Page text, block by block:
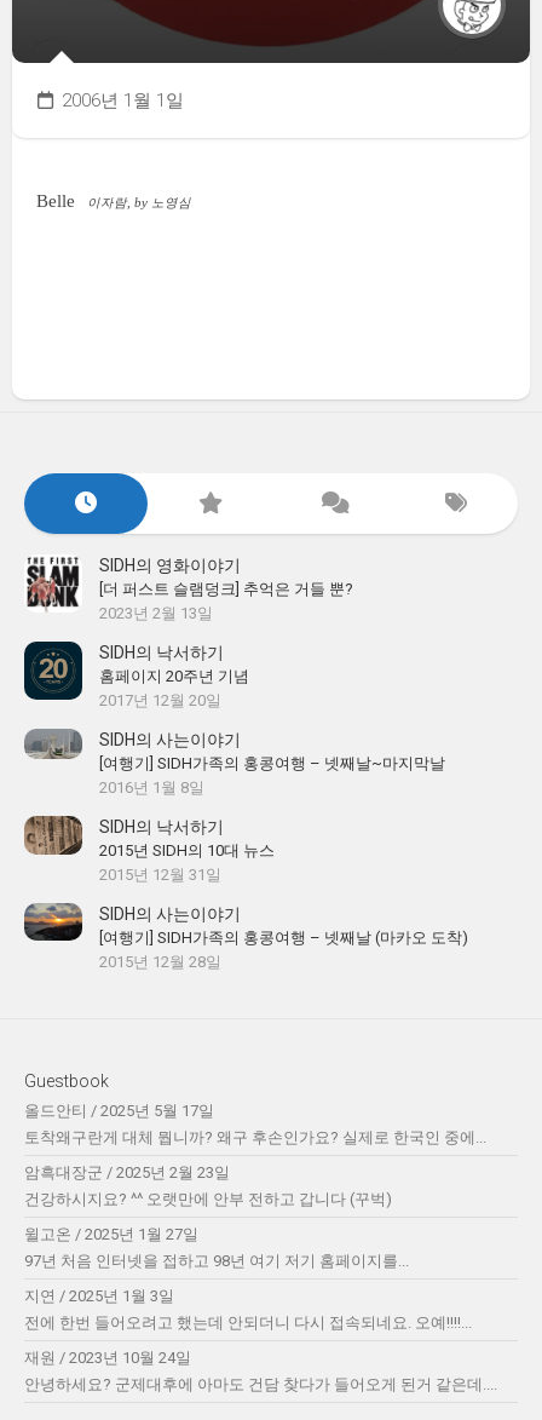
2006년 1월 1일
Belle 이자람, by 노영심
SIDH의 영화이야기
[더 퍼스트 슬램덩크] 추억은 거들 뿐?
2023년 2월 13일
SIDH의 낙서하기
홈페이지 20주년 기념
2017년 12월 20일
SIDH의 사는이야기
[여행기] SIDH가족의 홍콩여행 – 넷째날~마지막날
2016년 1월 8일
SIDH의 낙서하기
2015년 SIDH의 10대 뉴스
2015년 12월 31일
SIDH의 사는이야기
[여행기] SIDH가족의 홍콩여행 – 넷째날 (마카오 도착)
2015년 12월 28일
Guestbook
올드안티 / 2025년 5월 17일
토착왜구란게 대체 뭡니까? 왜구 후손인가요? 실제로 한국인 중에...
암흑대장군 / 2025년 2월 23일
건강하시지요? ^^ 오랫만에 안부 전하고 갑니다 (꾸벅)
윌고온 / 2025년 1월 27일
97년 처음 인터넷을 접하고 98년 여기 저기 홈페이지를...
지연 / 2025년 1월 3일
전에 한번 들어오려고 했는데 안되더니 다시 접속되네요. 오예!!!!...
재원 / 2023년 10월 24일
안녕하세요? 군제대후에 아마도 건담 찾다가 들어오게 된거 같은데....